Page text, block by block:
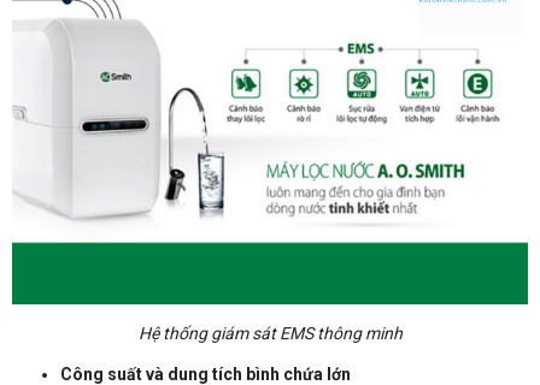
Hệ thống giám sát EMS thông minh
Công suất và dung tích bình chứa lớn